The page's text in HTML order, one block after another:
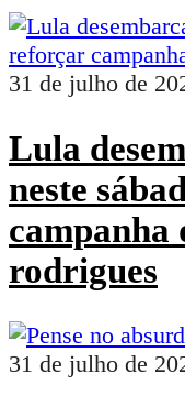
31 de julho de
Lula
neste
campanha
rodrigues
31 de julho de